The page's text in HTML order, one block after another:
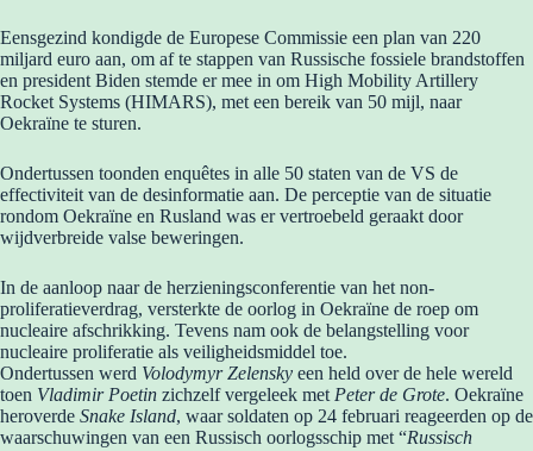
Eensgezind kondigde de Europese Commissie een plan van 220
miljard euro aan, om af te stappen van Russische fossiele brandstoffen
en president Biden stemde er mee in om High Mobility Artillery
Rocket Systems (HIMARS), met een bereik van 50 mijl, naar
Oekraïne te sturen.
Ondertussen toonden enquêtes in alle 50 staten van de VS de
effectiviteit van de desinformatie aan. De perceptie van de situatie
rondom Oekraïne en Rusland was er vertroebeld geraakt door
wijdverbreide valse beweringen.
In de aanloop naar de herzieningsconferentie van het non-
proliferatieverdrag, versterkte de oorlog in Oekraïne de roep om
nucleaire afschrikking. Tevens nam ook de belangstelling voor
nucleaire proliferatie als veiligheidsmiddel toe.
Ondertussen werd Volodymyr Zelensky een held over de hele wereld
toen Vladimir Poetin zichzelf vergeleek met Peter de Grote. Oekraïne
heroverde Snake Island, waar soldaten op 24 februari reageerden op de
waarschuwingen van een Russisch oorlogsschip met “Russisch